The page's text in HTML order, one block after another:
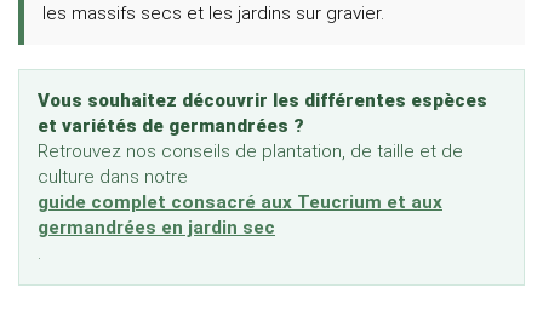
les massifs secs et les jardins sur gravier.
Vous souhaitez découvrir les différentes espèces
et variétés de germandrées ?
Retrouvez nos conseils de plantation, de taille et de
culture dans notre
guide complet consacré aux Teucrium et aux
germandrées en jardin sec
.